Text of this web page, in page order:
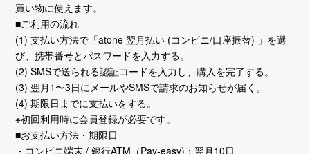
買い物に使えます。
■ご利用の流れ
(1) 支払い方法で「atone 翌月払い (コンビニ/口座振替) 」を選
び、携帯番号とパスワードを入力する。
(2) SMSで送られる認証コードを入力し、購入を完了する。
(3) 翌月1〜3日にメールやSMSで請求のお知らせが届く。
(4) 期限日までに支払いをする。
※初回利用時に会員登録が必要です。
■お支払い方法・期限日
・コンビニ端末 / 銀行ATM（Pay-easy)：翌月10日